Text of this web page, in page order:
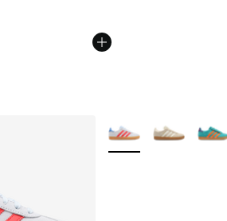
Plus de couleurs